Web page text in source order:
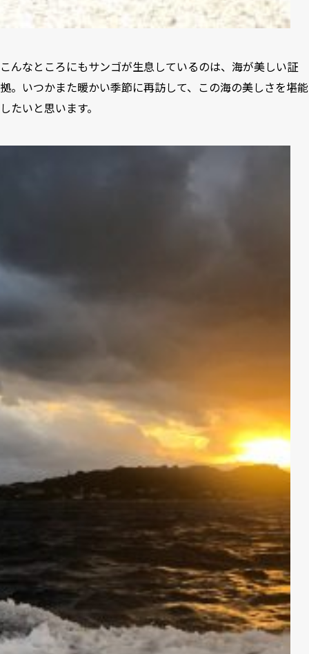
こんなところにもサンゴが生息しているのは、海が美しい証
拠。いつかまた暖かい季節に再訪して、この海の美しさを堪能
したいと思います。